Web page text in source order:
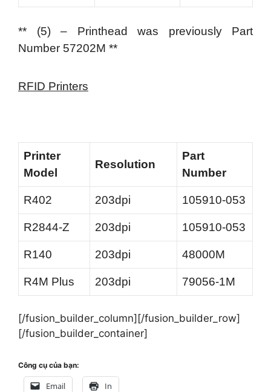
** (5) – Printhead was previously Part
Number 57202M **
RFID Printers
Printer
Model
Resolution
Part
Number
R402 203dpi 105910-053
R2844-Z 203dpi 105910-053
R140 203dpi 48000M
R4M Plus 203dpi 79056-1M
[/fusion_builder_column][/fusion_builder_row]
[/fusion_builder_container]
Công cụ của bạn:
Email In